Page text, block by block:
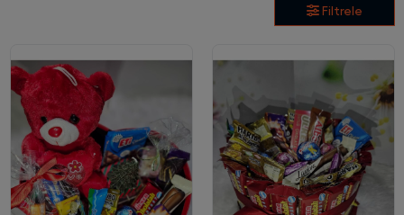
Filtrele